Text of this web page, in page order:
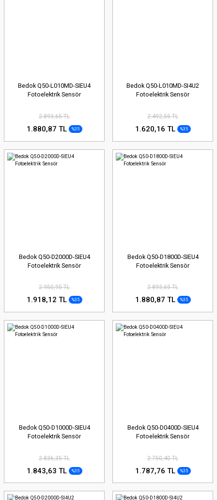
Bedok Q50-L010MD-SIEU4
Fotoelektrik Sensör
2.893,65 TL
1.880,87 TL %35
Bedok Q50-L010MD-SI4U2
Fotoelektrik Sensör
2.492,55 TL
1.620,16 TL %35
Bedok Q50-D2000D-SIEU4
Fotoelektrik Sensör
2.950,95 TL
1.918,12 TL %35
Bedok Q50-D1800D-SIEU4
Fotoelektrik Sensör
2.893,65 TL
1.880,87 TL %35
Bedok Q50-D1000D-SIEU4
Fotoelektrik Sensör
2.836,35 TL
1.843,63 TL %35
Bedok Q50-D0400D-SIEU4
Fotoelektrik Sensör
2.750,40 TL
1.787,76 TL %35